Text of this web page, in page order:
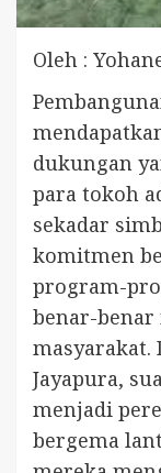
Oleh :
dukungan
para tokoh
sekadar
komitmen
program-
benar-
masyarakat.
Jayapura,
menjadi
bergema